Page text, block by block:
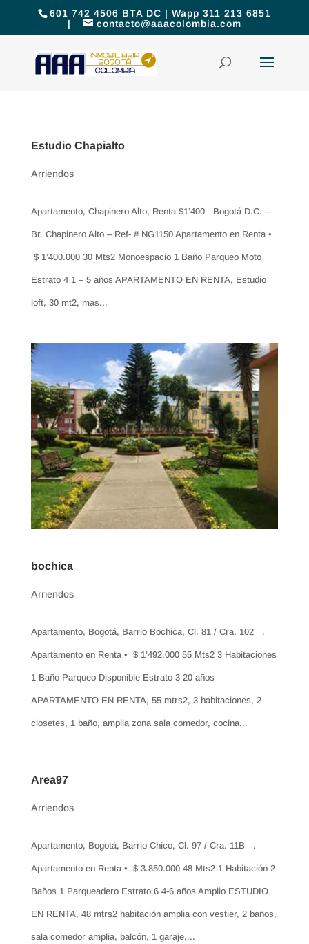
601 742 4506 BTA DC | Wapp 311 213 6851
|
contacto@aaacolombia.com
Estudio Chapialto
Arriendos
Apartamento, Chapinero Alto, Renta $1’400 Bogotá D.C. –
Br. Chapinero Alto – Ref- # NG1150 Apartamento en Renta •
$ 1’400.000 30 Mts2 Monoespacio 1 Baño Parqueo Moto
Estrato 4 1 – 5 años APARTAMENTO EN RENTA, Estudio
loft, 30 mt2, mas...
bochica
Arriendos
Apartamento, Bogotá, Barrio Bochica, Cl. 81 / Cra. 102 .
Apartamento en Renta • $ 1’492.000 55 Mts2 3 Habitaciones
1 Baño Parqueo Disponible Estrato 3 20 años
APARTAMENTO EN RENTA, 55 mtrs2, 3 habitaciones, 2
closetes, 1 baño, amplia zona sala comedor, cocina...
Area97
Arriendos
Apartamento, Bogotá, Barrio Chico, Cl. 97 / Cra. 11B .
Apartamento en Renta • $ 3.850.000 48 Mts2 1 Habitación 2
Baños 1 Parqueadero Estrato 6 4-6 años Amplio ESTUDIO
EN RENTA, 48 mtrs2 habitación amplia con vestier, 2 baños,
sala comedor amplia, balcón, 1 garaje,...